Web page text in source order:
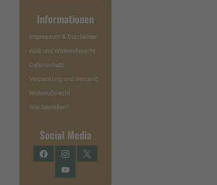
Informationen
Impressum & Disclaimer
AGB und Widerrufsrecht
Datenschutz
Verpackung und Versand
Widerrufsrecht
Wie bestellen?
Social Media
FacebookInstagramTwitter
YouTube